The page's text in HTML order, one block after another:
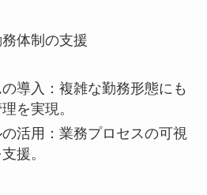
体制の支援
導入：複雑な勤務形態にも
を実現。
活用：業務プロセスの可視
援。